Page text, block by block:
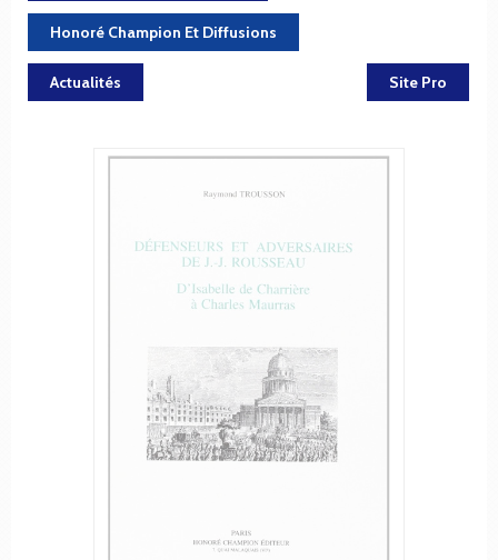
Honoré Champion Et Diffusions
Actualités Site Pro